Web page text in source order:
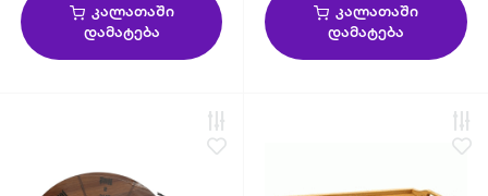
კალათაში
დამატება
კალათაში
დამატება